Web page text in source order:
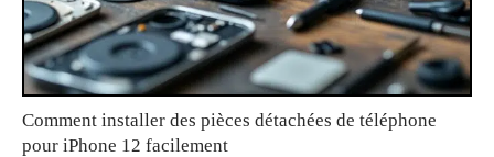
Comment installer des pièces détachées de téléphone
pour iPhone 12 facilement